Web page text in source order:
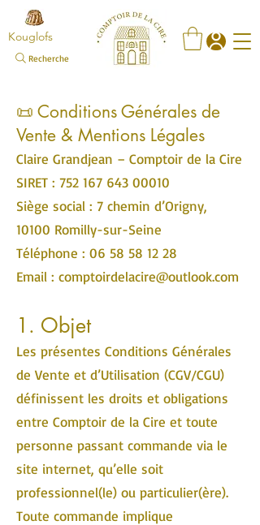
Kouglofs
Recherche
📜 Conditions Générales de
Vente & Mentions Légales
Claire Grandjean – Comptoir de la Cire
SIRET : 752 167 643 00010
Siège social : 7 chemin d’Origny,
10100 Romilly-sur-Seine
Téléphone : 06 58 58 12 28
Email : comptoirdelacire@outlook.com
1. Objet
Les présentes Conditions Générales
de Vente et d’Utilisation (CGV/CGU)
définissent les droits et obligations
entre Comptoir de la Cire et toute
personne passant commande via le
site internet, qu’elle soit
professionnel(le) ou particulier(ère).
Toute commande implique